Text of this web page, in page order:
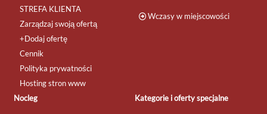
STREFA KLIENTA
Zarządzaj swoją ofertą
+Dodaj ofertę
Cennik
Polityka prywatności
Hosting stron www
Wczasy w miejscowości
Nocleg Kategorie i oferty specjalne